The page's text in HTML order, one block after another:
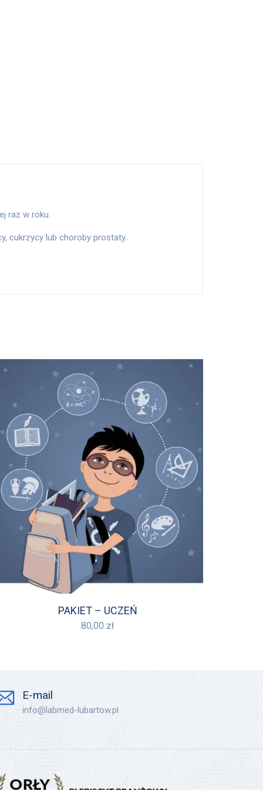
raz w roku.
cukrzycy lub choroby prostaty.
PAKIET – UCZEŃ
80,00 zł
E-mail
info@labmed-lubartow.pl